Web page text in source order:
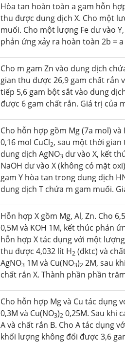
Hòa tan hoàn toàn a gam hỗn
thu được dung dịch X. Cho một
muối. Cho một lượng Fe dư vào
phản ứng xảy ra hoàn toàn 2b = a
Cho m gam Zn vào dung dịch
gian thu được 26,9 gam chất rắn
tiếp 5,6 gam bột sắt vào dung
được 6 gam chất rắn. Giá trị của
Cho hỗn hợp gồm Mg (7a mol) và
0,16 mol CuCl2, sau một thời gian
dung dịch AgNO3 dư vào X, kết
NaOH dư vào X (không có mặt
gam Y hòa tan trong dung dịch
dung dịch T chứa m gam muối.
Hỗn hợp X gồm Mg, Al, Zn. Cho
0,5M và KOH 1M, kết thúc phản
hỗn hợp X tác dụng với một
thu được 4,032 lít H2 (đktc) và
AgNO3 1M và Cu(NO3)2 2M, sau
chất rắn X. Thành phần phần
Cho hỗn hợp Mg và Cu tác dụng
0,3M và Cu(NO3)2 0,25M. Sau khi
A và chất rắn B. Cho A tác dụng
khối lượng không đổi được 3,6